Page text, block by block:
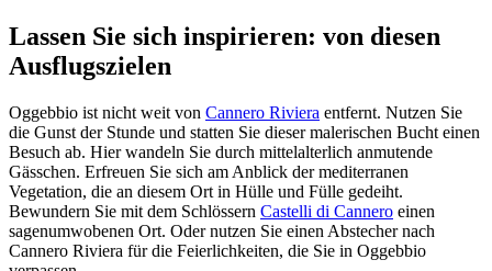
Lassen Sie sich inspirieren: von diesen
Ausflugszielen
Oggebbio ist nicht weit von Cannero Riviera entfernt. Nutzen Sie
die Gunst der Stunde und statten Sie dieser malerischen Bucht einen
Besuch ab. Hier wandeln Sie durch mittelalterlich anmutende
Gässchen. Erfreuen Sie sich am Anblick der mediterranen
Vegetation, die an diesem Ort in Hülle und Fülle gedeiht.
Bewundern Sie mit dem Schlössern Castelli di Cannero einen
sagenumwobenen Ort. Oder nutzen Sie einen Abstecher nach
Cannero Riviera für die Feierlichkeiten, die Sie in Oggebbio